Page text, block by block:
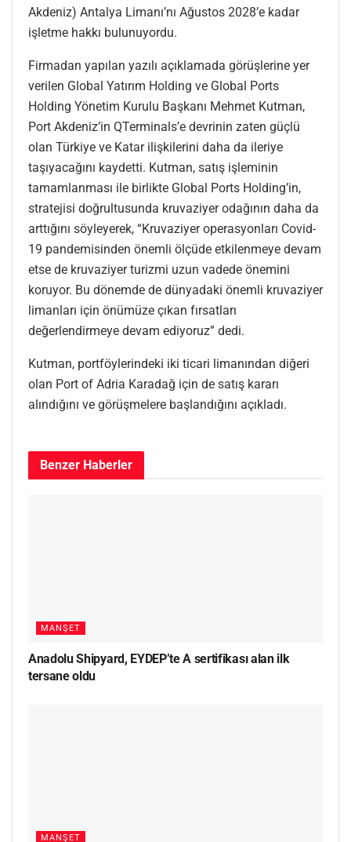
Akdeniz) Antalya Limanı’nı Ağustos 2028’e kadar
işletme hakkı bulunuyordu.
Firmadan yapılan yazılı açıklamada görüşlerine yer
verilen Global Yatırım Holding ve Global Ports
Holding Yönetim Kurulu Başkanı Mehmet Kutman,
Port Akdeniz’in QTerminals’e devrinin zaten güçlü
olan Türkiye ve Katar ilişkilerini daha da ileriye
taşıyacağını kaydetti. Kutman, satış işleminin
tamamlanması ile birlikte Global Ports Holding’in,
stratejisi doğrultusunda kruvaziyer odağının daha da
arttığını söyleyerek, “Kruvaziyer operasyonları Covid-
19 pandemisinden önemli ölçüde etkilenmeye devam
etse de kruvaziyer turizmi uzun vadede önemini
koruyor. Bu dönemde de dünyadaki önemli kruvaziyer
limanları için önümüze çıkan fırsatları
değerlendirmeye devam ediyoruz” dedi.
Kutman, portföylerindeki iki ticari limanından diğeri
olan Port of Adria Karadağ için de satış kararı
alındığını ve görüşmelere başlandığını açıkladı.
Benzer Haberler
MANŞET
Anadolu Shipyard, EYDEP’te A sertifikası alan ilk
tersane oldu
MANŞET